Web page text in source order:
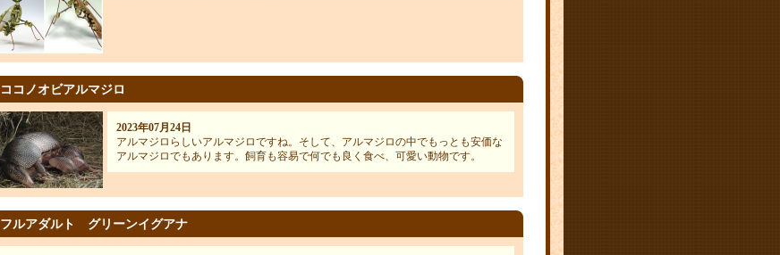
ココノオビアルマジロ
2023年07月24日
アルマジロらしいアルマジロですね。そして、アルマジロの中でもっとも安価な
アルマジロでもあります。飼育も容易で何でも良く食べ、可愛い動物です。
フルアダルト グリーンイグアナ